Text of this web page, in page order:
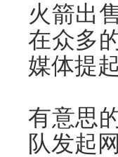
火箭出
在众多
媒体提起
有意思
队发起